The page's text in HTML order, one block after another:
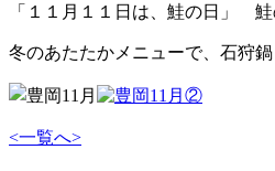
「１１月１１日は、鮭の日」
冬のあたたかメニューで、石狩
<一覧へ>